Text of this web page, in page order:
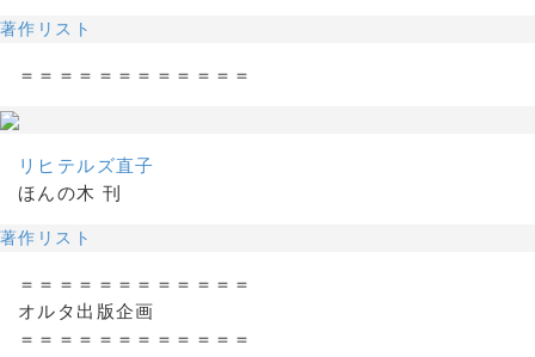
著作リスト
＝＝＝＝＝＝＝＝＝＝＝＝
リヒテルズ直子
ほんの木 刊
著作リスト
＝＝＝＝＝＝＝＝＝＝＝＝
オルタ出版企画
＝＝＝＝＝＝＝＝＝＝＝＝